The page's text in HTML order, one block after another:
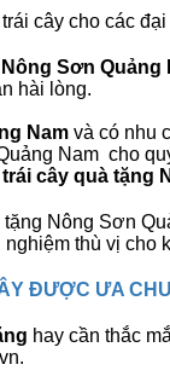
cây cho các
Sơn Quảng
hài lòng.
Nam và có nhu
Nam cho
cây quà tặng
tặng Nông Sơn
thù vị cho
ĐƯỢC ƯA
hay cần thắc